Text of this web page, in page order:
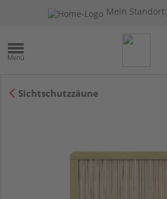
Mein Standort:
Sichtschutzzäune